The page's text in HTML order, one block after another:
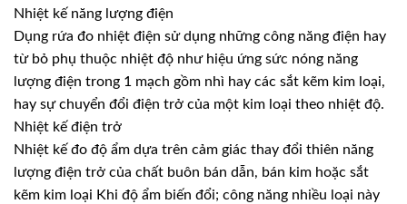
Nhiệt kế năng lượng điện
Dụng rứa đo nhiệt điện sử dụng những công năng điện hay
từ bỏ phụ thuộc nhiệt độ như hiệu ứng sức nóng năng
lượng điện trong 1 mạch gồm nhì hay các sắt kẽm kim loại,
hay sự chuyển đổi điện trở của một kim loại theo nhiệt độ.
Nhiệt kế điện trở
Nhiệt kế đo độ ẩm dựa trên cảm giác thay đổi thiên năng
lượng điện trở của chất buôn bán dẫn, bán kim hoặc sắt
kẽm kim loại Khi độ ẩm biến đổi; công năng nhiều loại này